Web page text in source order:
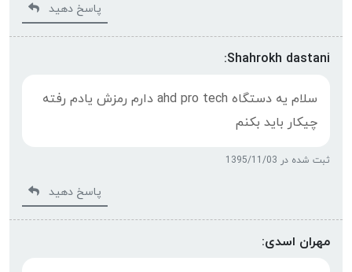
پاسخ دهید
Shahrokh dastani:
سلام یه دستگاه ahd pro tech دارم رمزش یادم رفته
چیکار باید بکنم
ثبت شده در 1395/11/03
پاسخ دهید
مهران اسدی: